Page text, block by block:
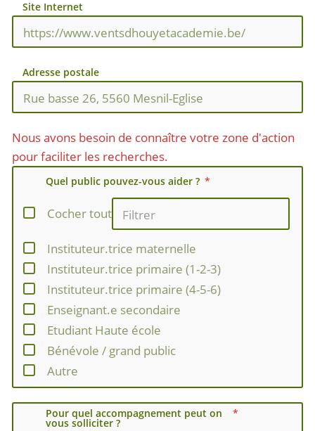
Site Internet
Adresse postale
Nous avons besoin de connaître votre zone d'action
pour faciliter les recherches.
Quel public pouvez-vous aider ?
Cocher tout
Instituteur.trice maternelle
Instituteur.trice primaire (1-2-3)
Instituteur.trice primaire (4-5-6)
Enseignant.e secondaire
Etudiant Haute école
Bénévole / grand public
Autre
Pour quel accompagnement peut on
vous solliciter ?